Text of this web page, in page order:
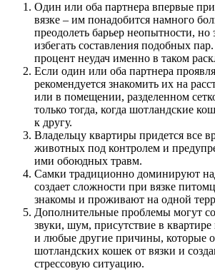
Один или оба партнера впервые
вязке – им понадобится намного
преодолеть барьер неопытности, но
избегать составления подобных
процент неудач именно в таком
Если один или оба партнера
рекомендуется знакомить их на
или в помещении, разделенном
только тогда, когда шотландские
к другу.
Владельцу квартиры придется все
животных под контролем и
ими обоюдных травм.
Самки традиционно доминируют
создает сложности при вязке
знакомы и проживают на одной
Дополнительные проблемы могут
звуки, шум, присутствие в
и любые другие причины, которые
шотландских кошек от вязки и
стрессовую ситуацию.